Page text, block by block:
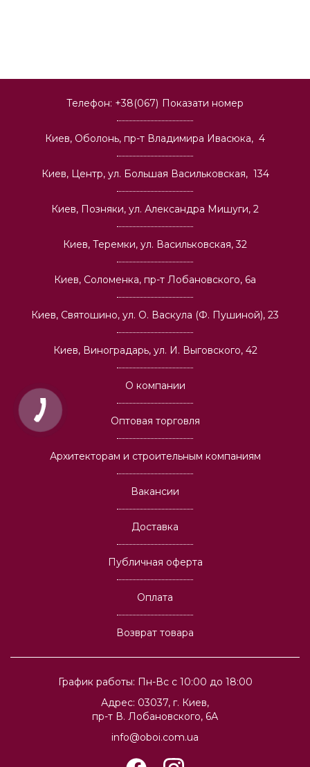
Телефон: +38(067) Показати номер
Киев, Оболонь, пр-т Владимира Ивасюка, 4
Киев, Центр, ул. Большая Васильковская, 134
Киев, Позняки, ул. Александра Мишуги, 2
Киев, Теремки, ул. Васильковская, 32
Киев, Соломенка, пр-т Лобановского, 6а
Киев, Святошино, ул. О. Васкула (Ф. Пушиной), 23
Киев, Виноградарь, ул. И. Выговского, 42
График работы: Пн-Вс с 10:00 до 18:00
Адрес: 03037, г. Киев,
пр-т В. Лобановского, 6А
info@oboi.com.ua
О компании
Оптовая торговля
Архитекторам и строительным компаниям
Вакансии
Доставка
Публичная оферта
Оплата
Возврат товара